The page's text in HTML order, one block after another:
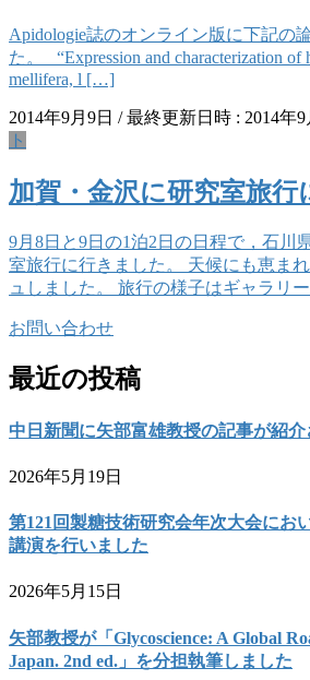
Apidologie誌のオンライン版に下記の
た。 “Expression and characterization of
mellifera, l […]
2014年9月9日 / 最終更新日時 : 2014年9
ト
加賀・金沢に研究室旅行
9月8日と9日の1泊2日の日程で，石川
室旅行に行きました。 天候にも恵ま
ュしました。 旅行の様子はギャラリ
お問い合わせ
最近の投稿
中日新聞に矢部富雄教授の記事が紹介
2026年5月19日
第121回製糖技術研究会年次大会にお
講演を行いました
2026年5月15日
矢部教授が「Glycoscience: A Global
Japan. 2nd ed.」を分担執筆しました